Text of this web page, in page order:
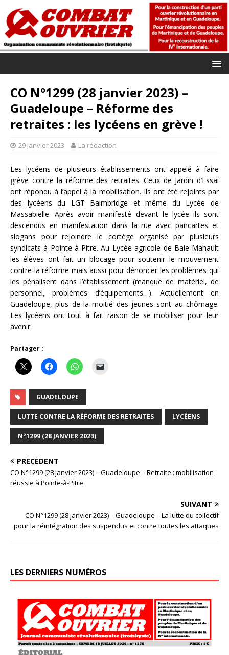
CO N°1299 (28 janvier 2023) –
Guadeloupe – Réforme des
retraites : les lycéens en grève !
29 janvier 2023 La rédaction
Les lycéens de plusieurs établissements ont appelé à faire
grève contre la réforme des retraites. Ceux de Jardin d’Essai
ont répondu à l’appel à la mobilisation. Ils ont été rejoints par
des lycéens du LGT Baimbridge et même du Lycée de
Massabielle. Après avoir manifesté devant le lycée ils sont
descendus en manifestation dans la rue avec pancartes et
slogans pour rejoindre le cortège organisé par plusieurs
syndicats à Pointe-à-Pitre. Au Lycée agricole de Baie-Mahault
les élèves ont fait un blocage pour soutenir le mouvement
contre la réforme mais aussi pour dénoncer les problèmes qui
les pénalisent dans l’établissement (manque de matériel, de
personnel, problèmes d’équipements…). Actuellement en
Guadeloupe, plus de la moitié des jeunes sont au chômage.
Les lycéens ont tout à fait raison de se mobiliser pour leur
avenir.
Partager :
GUADELOUPE
LUTTE CONTRE LA RÉFORME DES RETRAITES LYCÉENS
N°1299 (28 JANVIER 2023)
PRÉCÉDENT
CO N°1299 (28 janvier 2023) – Guadeloupe – Retraite : mobilisation
réussie à Pointe-à-Pitre
SUIVANT
CO N°1299 (28 janvier 2023) – Guadeloupe – La lutte du collectif
pour la réintégration des suspendus et contre toutes les attaques
LES DERNIERS NUMÉROS